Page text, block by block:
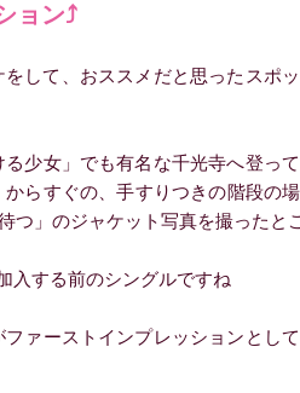
ョン⤴
して、おススメだと思ったスポ
少女」でも有名な千光寺へ登っ
らすぐの、手すりつきの階段の
つ」のジャケット写真を撮ったと
する前のシングルですね
ァーストインプレッションとして